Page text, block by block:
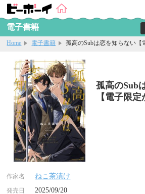
電子書籍
Home 電子書籍 孤高のSubは恋を知らない【
孤高のSub
【電子限
作家名 ねこ茶漬け
発売日 2025/09/20